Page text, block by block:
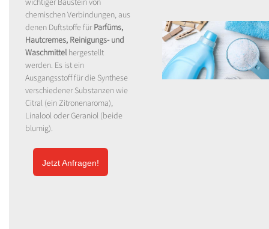
chemischen Verbindungen, aus
denen Duftstoffe fürParfüms,
Hautcremes, Reinigungs- und
Waschmittel hergestellt
werden. Es ist ein
Ausgangsstoff für die Synthese
verschiedener Substanzen wie
Citral (ein Zitronenaroma),
Linalool oder Geraniol (beide
blumig).
Jetzt Anfragen!